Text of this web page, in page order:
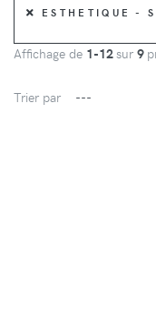
ESTHETIQUE -
Affichage de 1-12sur 9
Trier par